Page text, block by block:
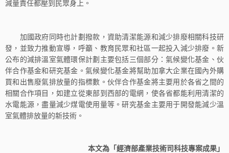
減量責任都壓到民眾身上。
加國政府同時也計劃撥款，資助清潔能源和減少排廢相關科技研
發，並致力推動宣導，呼籲、教育民眾和社區一起投入減少排廢。新
公布的減排溫室氣體環保計劃主要包括三個部分：氣候變化基金、伙
伴合作基金和研究基金。氣候變化基金將幫助加拿大企業在國內外購
買和出售廢氣排放量的指標數。伙伴合作基金將主要用於各省之間的
相關合作項目，如建立從東部到西部的電網，使各省都能利用清潔的
水電能源，盡量減少煤電使用量等。研究基金主要用于開發能減少溫
室氣體排放量的新技術。
本文為「經濟部產業技術司科技專案成果」